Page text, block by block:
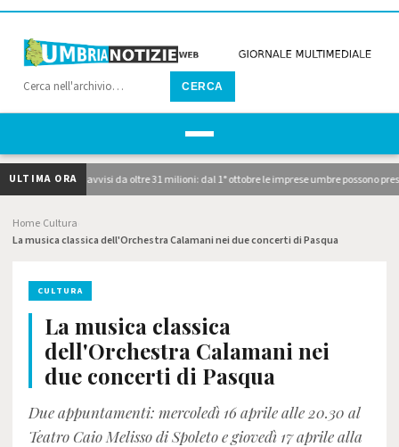
CERCA
ULTIMA ORAi due avvisi da oltre 31 milioni: dal 1° ottobre le imprese umbre possono
Home Cultura
La musica classica dell'Orchestra Calamani nei due concerti di Pasqua
CULTURA
La musica classica
dell'Orchestra Calamani nei
due concerti di Pasqua
Due appuntamenti: mercoledì 16 aprile alle 20.30 al
Teatro Caio Melisso di Spoleto e giovedì 17 aprile alla